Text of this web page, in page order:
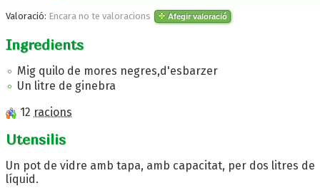
Valoració: Encara no te valoracions Afegir valoració
Ingredients
Mig quilo de mores negres,d'esbarzer
Un litre de ginebra
12 racions
Utensilis
Un pot de vidre amb tapa, amb capacitat, per dos litres de
líquid.